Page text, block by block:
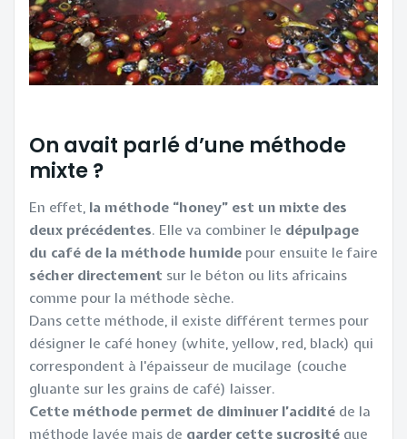
On avait parlé d’une méthode
mixte ?
En effet, la méthode “honey” est un mixte des
deux précédentes. Elle va combiner le dépulpage
du café de la méthode humidepour ensuite le faire
sécher directement sur le béton ou lits africains
comme pour la méthode sèche.
Dans cette méthode, il existe différent termes pour
désigner le café honey (white, yellow, red, black) qui
correspondent à l'épaisseur de mucilage (couche
gluante sur les grains de café) laisser.
Cette méthode permet de diminuer l’acidité de la
méthode lavée mais de garder cette sucrosité que